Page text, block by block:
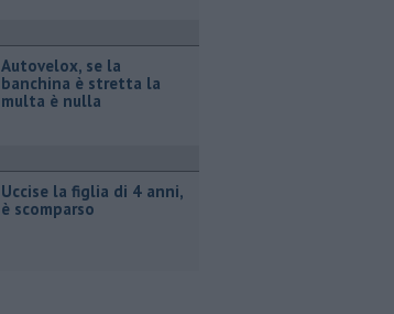
Autovelox, se la
banchina è stretta la
multa è nulla
Uccise la figlia di 4 anni,
è scomparso